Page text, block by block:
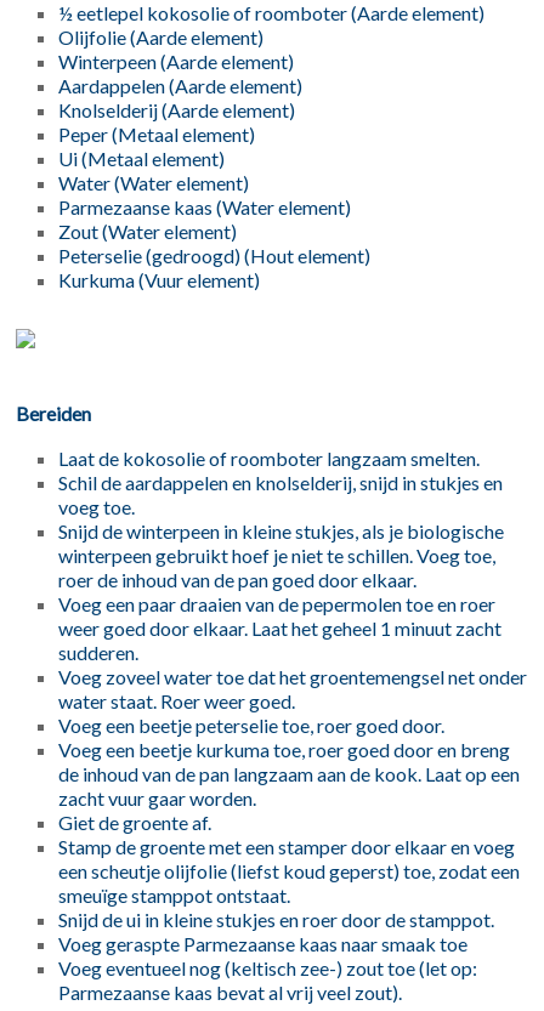
½ eetlepel kokosolie of roomboter (Aarde element)
Olijfolie (Aarde element)
Winterpeen (Aarde element)
Aardappelen (Aarde element)
Knolselderij (Aarde element)
Peper (Metaal element)
Ui (Metaal element)
Water (Water element)
Parmezaanse kaas (Water element)
Zout (Water element)
Peterselie (gedroogd) (Hout element)
Kurkuma (Vuur element)
Bereiden
Laat de kokosolie of roomboter langzaam smelten.
Schil de aardappelen en knolselderij, snijd in stukjes en
voeg toe.
Snijd de winterpeen in kleine stukjes, als je biologische
winterpeen gebruikt hoef je niet te schillen. Voeg toe,
roer de inhoud van de pan goed door elkaar.
Voeg een paar draaien van de pepermolen toe en roer
weer goed door elkaar. Laat het geheel 1 minuut zacht
sudderen.
Voeg zoveel water toe dat het groentemengsel net onder
water staat. Roer weer goed.
Voeg een beetje peterselie toe, roer goed door.
Voeg een beetje kurkuma toe, roer goed door en breng
de inhoud van de pan langzaam aan de kook. Laat op een
zacht vuur gaar worden.
Giet de groente af.
Stamp de groente met een stamper door elkaar en voeg
een scheutje olijfolie (liefst koud geperst) toe, zodat een
smeuïge stamppot ontstaat.
Snijd de ui in kleine stukjes en roer door de stamppot.
Voeg geraspte Parmezaanse kaas naar smaak toe
Voeg eventueel nog (keltisch zee-) zout toe (let op:
Parmezaanse kaas bevat al vrij veel zout).